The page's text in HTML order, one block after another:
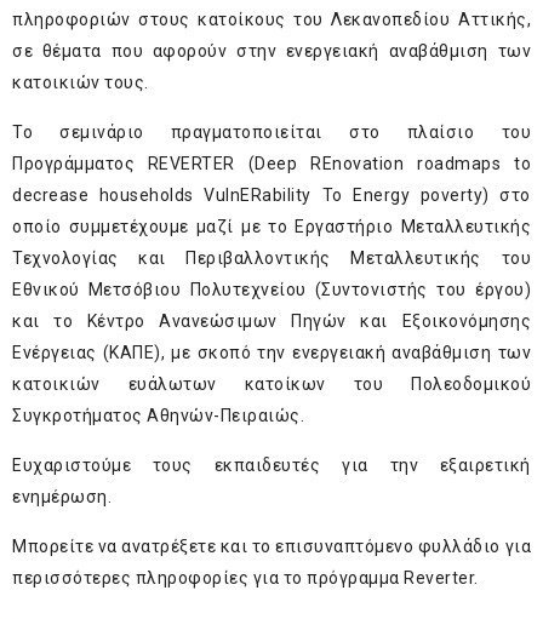
πληροφοριών στους κατοίκους του Λεκανοπεδίου Αττικής,
σε θέματα που αφορούν στην ενεργειακή αναβάθμιση των
κατοικιών τους.
Το σεμινάριο πραγματοποιείται στο πλαίσιο του
Προγράμματος
REVERTER (Deep REnovation roadmaps to
decrease households VulnERability To Energy poverty) στο
οποίο συμμετέχουμε μαζί με το Εργαστήριο Μεταλλευτικής
Τεχνολογίας και Περιβαλλοντικής Μεταλλευτικής του
Εθνικού Μετσόβιου Πολυτεχνείου (Συντονιστής του έργου)
και το Κέντρο Ανανεώσιμων Πηγών και Εξοικονόμησης
Ενέργειας (ΚΑΠΕ), με σκοπό την ενεργειακή αναβάθμιση των
κατοικιών ευάλωτων κατοίκων του Πολεοδομικού
Συγκροτήματος Αθηνών-Πειραιώς.
Ευχαριστούμε τους εκπαιδευτές για την εξαιρετική
ενημέρωση.
Μπορείτε να ανατρέξετε και το επισυναπτόμενο φυλλάδιο για
περισσότερες πληροφορίες για το πρόγραμμα Reverter.